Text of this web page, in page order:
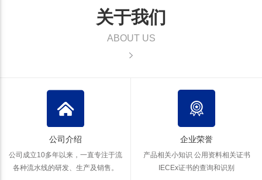
关于我们
ABOUT US
公司介绍
公司成立10多年以来，一直专注于流
各种流水线的研发、生产及销售。
企业荣誉
产品相关小知识 公用资料相关证书
IECEx证书的查询和识别